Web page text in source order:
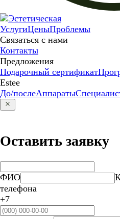
УслугиЦеныПроблемы
Связаться с нами
Контакты
Предложения
Подарочный сертификат
Estee
До/послеАппараты
Оставить заявку
ФИО
телефона
+7